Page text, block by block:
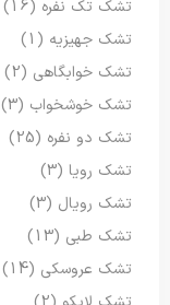
تشک تک نفره (16)
تشک جهیزیه (1)
تشک خوابگاهی (2)
تشک خوشخواب (3)
تشک دو نفره (25)
تشک رویا (3)
تشک رویال (3)
تشک طبی (13)
تشک عروسکی (14)